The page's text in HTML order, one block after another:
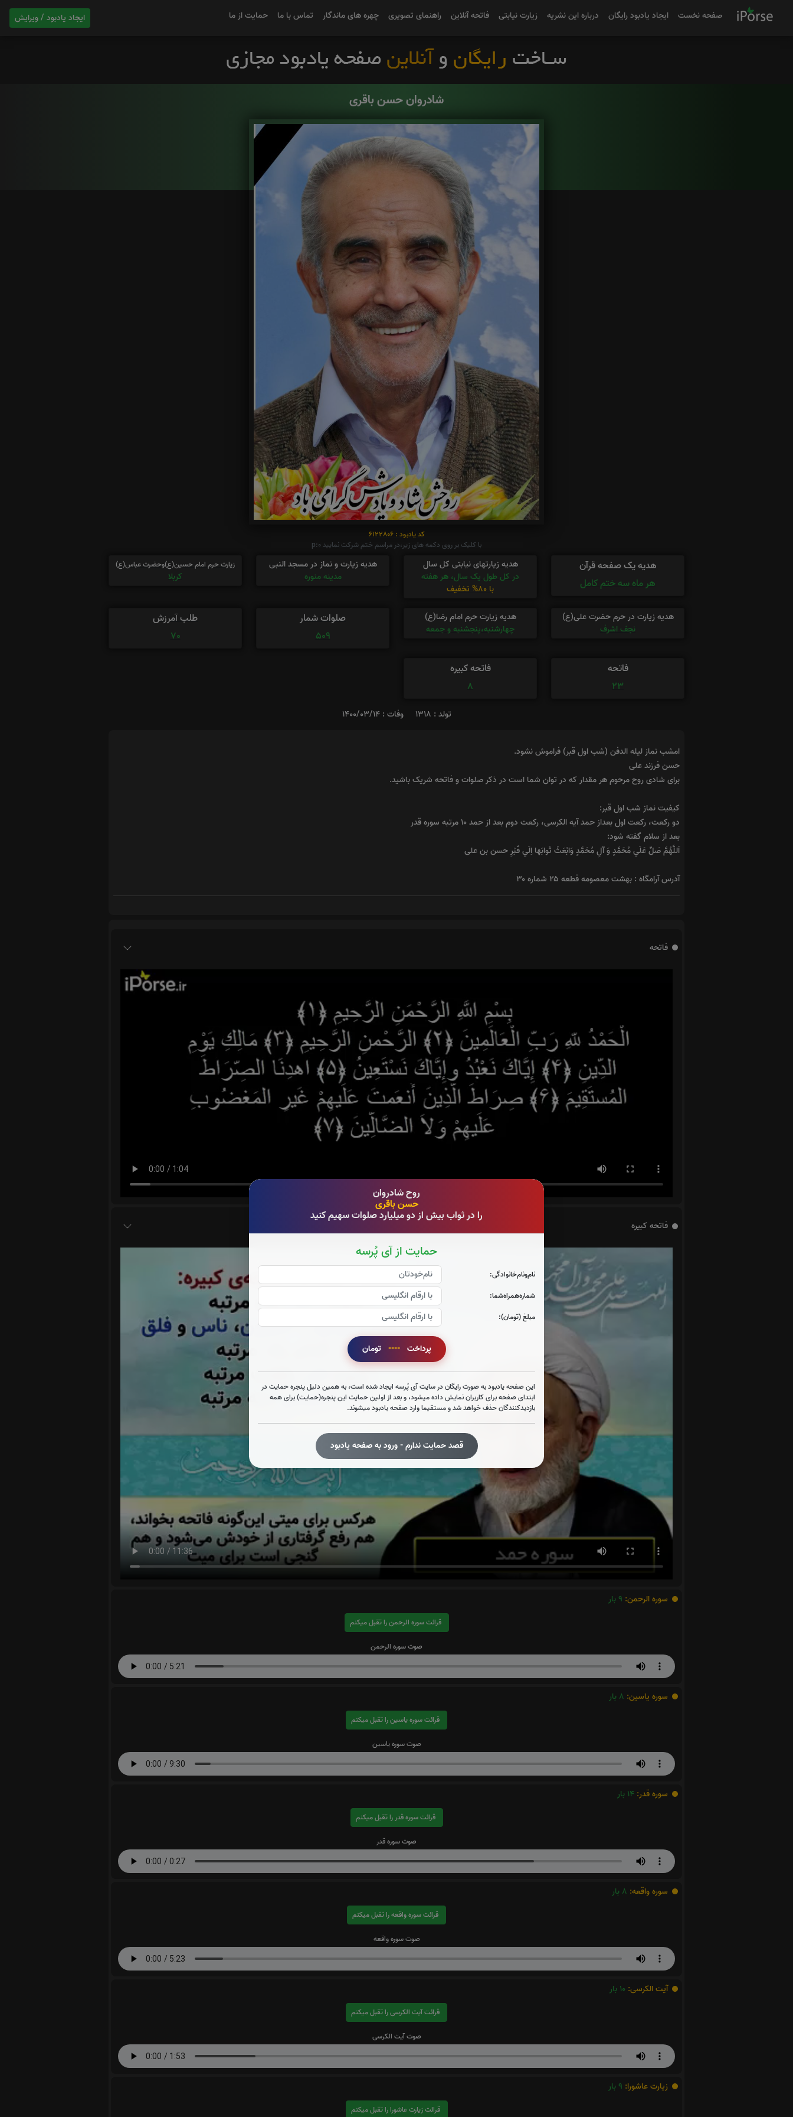
ایجاد یادبود / ویرایش صفحه نخست ایجاد یادبود رایگان درباره این نشریه زیارت نیابتی فاتحه آنلاین راهنمای تصویری چهره های ماندگار تماس با ما حمایت از ما
روح شادروان
حسن باقری
را در ثواب بیش از دو میلیارد صلوات سهیم کنید
حمایت از آی پُرسه
نام‌و‌نام‌خانوادگی:
شماره‌همراه‌شما:
مبلغ (تومان):
پرداخت ---- تومان
این صفحه یادبود به صورت رایگان در سایت آی پُرسه ایجاد شده است، به همین دلیل پنجره حمایت در
ابتدای صفحه برای کاربران نمایش داده میشود، و بعد از اولین حمایت این پنجره(حمایت) برای همه
بازدیدکنندگان حذف خواهد شد و مستقیما وارد صفحه یادبود میشوند.
قصد حمایت ندارم - ورود به صفحه یادبود
شادروان حسن باقری
کد یادبود : 6122806
با کلیک بر روی دکمه های زیر،در مراسم ختم شرکت نمایید p:0
هدیه یک صفحه قرآن
هر ماه سه ختم کامل
هدیه زیارتهای نیابتی کل سال
در کل طول یک سال، هر هفته
با 80% تخفیف
هدیه زیارت و نماز در مسجد النبی
مدینه منوره
زیارت حرم امام حسین(ع)وحضرت عباس(ع)
کربلا
هدیه زیارت در حرم حضرت علی(ع)
نجف اشرف
هدیه زیارت حرم امام رضا(ع)
چهارشنبه،پنجشنبه و جمعه
صلوات شمار
509
طلب آمرزش
70
فاتحه
23
فاتحه کبیره
8
تولد : 1318 وفات : 1400/03/14
امشب نماز لیله الدفن (شب اول قبر) فراموش نشود.
حسن فرزند علی
برای شادی روح مرحوم هر مقدار که در توان شما است در ذکر صلوات و فاتحه شریک باشید.
کیفیت نماز شب اول قبر:
دو رکعت، رکعت اول بعداز حمد آیه الکرسی، رکعت دوم بعد از حمد ۱۰ مرتبه سوره قدر
بعد از سلام گفته شود:
اَللَّهُمَّ صَلِّ عَلَي مُحَمَّدٍ وَ آلِ مُحَمَّدٍ وَابْعَثْ ثَوابَها اِلَي قَبْرِ حسن بن علی
آدرس آرامگاه : بهشت معصومه قطعه ۲۵ شماره ۳۰
فاتحه
فاتحه کبیره
سوره الرحمن: 9بار
قرائت سوره الرحمن را تقبل میکنم
صوت سوره الرحمن
سوره یاسین: 8 بار
قرائت سوره یاسین را تقبل میکنم
صوت سوره یاسین
سوره قدر: 14 بار
قرائت سوره قدر را تقبل میکنم
صوت سوره قدر
سوره واقعه: 8 بار
قرائت سوره واقعه را تقبل میکنم
صوت سوره واقعه
آیت الکرسی: 10 بار
قرائت آیت الکرسی را تقبل میکنم
صوت آیت الکرسی
زیارت عاشورا: 9بار
قرائت زیارت عاشورا را تقبل میکنم